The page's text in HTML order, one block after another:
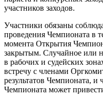
участников заходов.
Участники обязаны
проведения Чемпионата в
момента Открытия
закрытым. Случайное или
в рабочих и судейских
встречу с членами
результатов Чемпионата,
Чемпионата может